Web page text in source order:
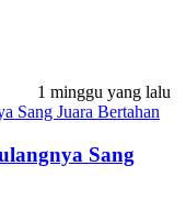
1 minggu yang lalu
Sang